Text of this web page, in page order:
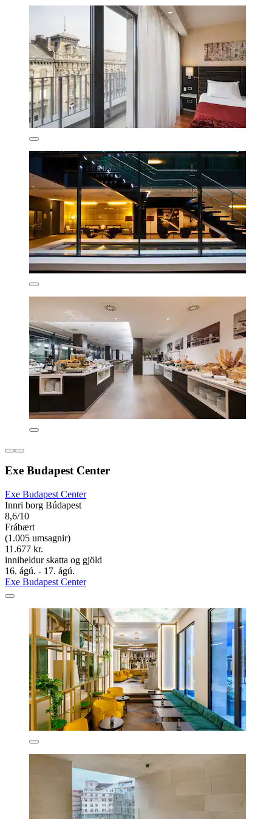
Exe Budapest Center
Exe Budapest Center
Innri borg Búdapest
8,6/10
Frábært
(1.005 umsagnir)
11.677 kr.
inniheldur skatta og gjöld
16. ágú. - 17. ágú.
Exe Budapest Center